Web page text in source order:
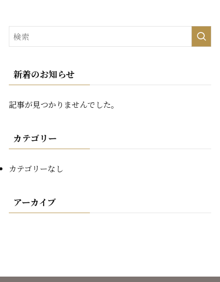
新着のお知らせ
記事が見つかりませんでした。
カテゴリー
カテゴリーなし
アーカイブ